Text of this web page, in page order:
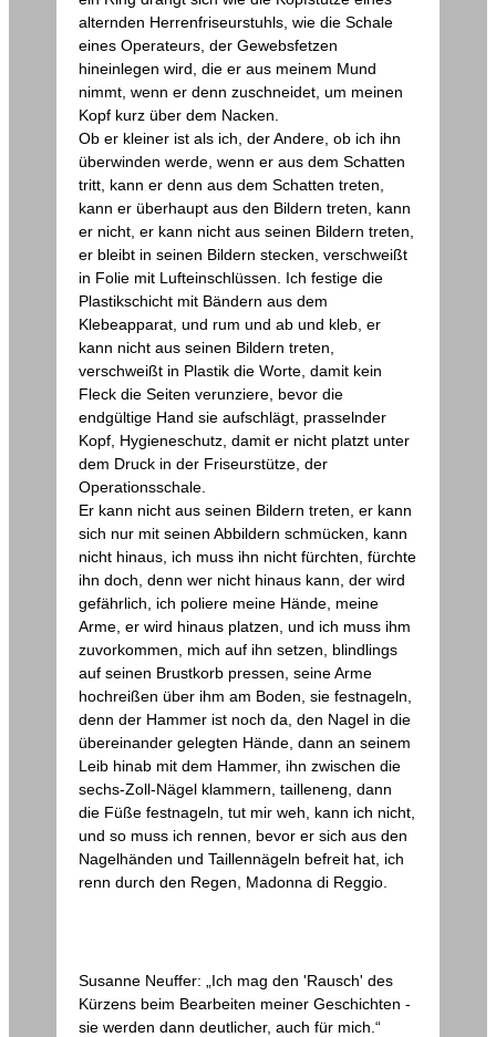
alternden Herrenfriseurstuhls, wie die Schale
eines Operateurs, der Gewebsfetzen
hineinlegen wird, die er aus meinem Mund
nimmt, wenn er denn zuschneidet, um meinen
Kopf kurz über dem Nacken.
Ob er kleiner ist als ich, der Andere, ob ich ihn
überwinden werde, wenn er aus dem Schatten
tritt, kann er denn aus dem Schatten treten,
kann er überhaupt aus den Bildern treten, kann
er nicht, er kann nicht aus seinen Bildern treten,
er bleibt in seinen Bildern stecken, verschweißt
in Folie mit Lufteinschlüssen. Ich festige die
Plastikschicht mit Bändern aus dem
Klebeapparat, und rum und ab und kleb, er
kann nicht aus seinen Bildern treten,
verschweißt in Plastik die Worte, damit kein
Fleck die Seiten verunziere, bevor die
endgültige Hand sie aufschlägt, prasselnder
Kopf, Hygieneschutz, damit er nicht platzt unter
dem Druck in der Friseurstütze, der
Operationsschale.
Er kann nicht aus seinen Bildern treten, er kann
sich nur mit seinen Abbildern schmücken, kann
nicht hinaus, ich muss ihn nicht fürchten, fürchte
ihn doch, denn wer nicht hinaus kann, der wird
gefährlich, ich poliere meine Hände, meine
Arme, er wird hinaus platzen, und ich muss ihm
zuvorkommen, mich auf ihn setzen, blindlings
auf seinen Brustkorb pressen, seine Arme
hochreißen über ihm am Boden, sie festnageln,
denn der Hammer ist noch da, den Nagel in die
übereinander gelegten Hände, dann an seinem
Leib hinab mit dem Hammer, ihn zwischen die
sechs-Zoll-Nägel klammern, tailleneng, dann
die Füße festnageln, tut mir weh, kann ich nicht,
und so muss ich rennen, bevor er sich aus den
Nagelhänden und Taillennägeln befreit hat, ich
renn durch den Regen, Madonna di Reggio.
Susanne Neuffer: „Ich mag den 'Rausch' des
Kürzens beim Bearbeiten meiner Geschichten -
sie werden dann deutlicher, auch für mich.“